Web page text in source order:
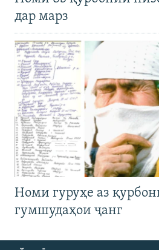
дар марз
Номи гуруҳе аз
гумшудаҳои ҷанг